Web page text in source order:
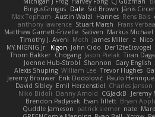
BingusGringus Dale Sid Brown Jānis
Max Topham Austin Walzl Hannes Rens Bais
anthony lawrence Stuart Marsh Frans
Matthew Garnett-Frizelle Saliven Markus Michael
Timothy J. Aveni Moth James Miller z
MY.NIGNIG Jr. Kigon John Cido Der12teEisvogel
Thom Bakker Chogang Jason Pielak Tiran
Joenne Hub-Strobl Shannon Gary English
Alexis Shuping William Lee Trevor Hughes
Jeremy Brouwer Erik Dodolović Paulo Henrique
David Sibley Emil Herzenstiel Charles Janson
Niko Bidoli Danny Arnold CGJackB Jeremy
Brendon Padjasek Evan Tillett Bryan
Quddle Jameson patrick siemer nate